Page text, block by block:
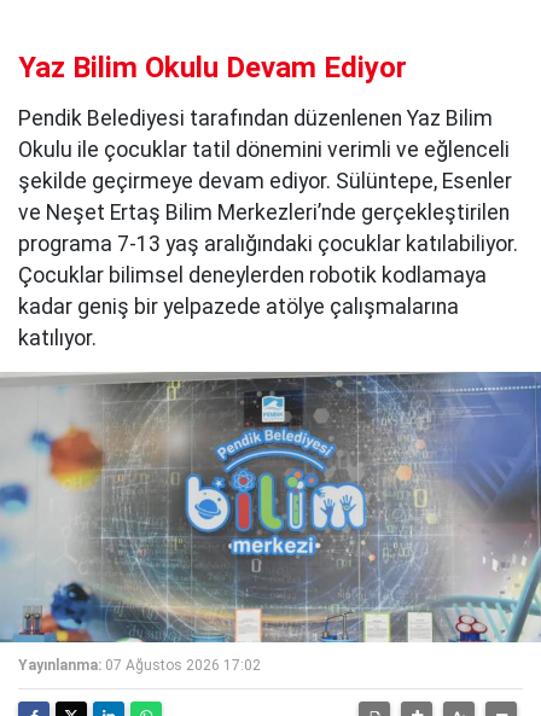
Yaz Bilim Okulu Devam Ediyor
Pendik Belediyesi tarafından düzenlenen Yaz Bilim
Okulu ile çocuklar tatil dönemini verimli ve eğlenceli
şekilde geçirmeye devam ediyor. Sülüntepe, Esenler
ve Neşet Ertaş Bilim Merkezleri’nde gerçekleştirilen
programa 7-13 yaş aralığındaki çocuklar katılabiliyor.
Çocuklar bilimsel deneylerden robotik kodlamaya
kadar geniş bir yelpazede atölye çalışmalarına
katılıyor.
Yayınlanma: 07 Ağustos 2026 17:02